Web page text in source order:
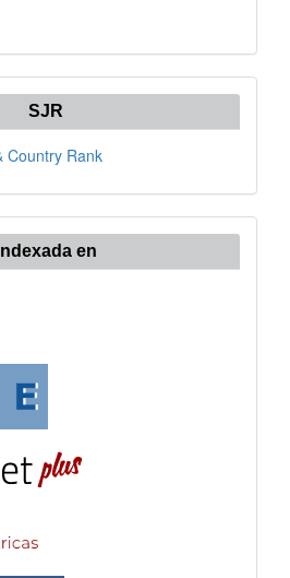
SJR
Indexada en